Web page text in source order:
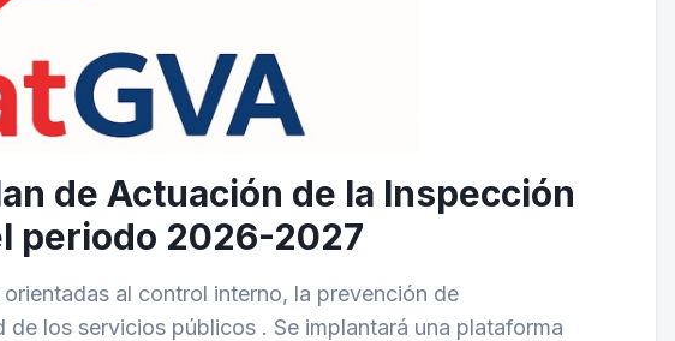
de Actuación de la Inspección
periodo 2026-2027
al control interno, la prevención de
los servicios públicos . Se implantará una plataforma